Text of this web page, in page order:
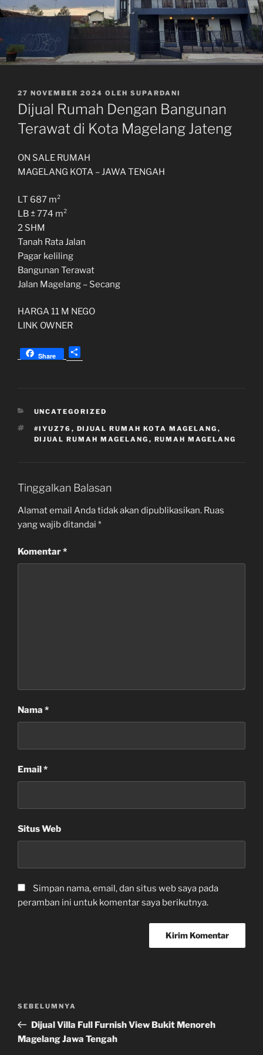
DIPOSKAN
PADA
27 NOVEMBER 2024 OLEH SUPARDANI
Dijual Rumah Dengan Bangunan
Terawat di Kota Magelang Jateng
ON SALE RUMAH
MAGELANG KOTA – JAWA TENGAH
LT 687 m²
LB ± 774 m²
2 SHM
Tanah Rata Jalan
Pagar keliling
Bangunan Terawat
Jalan Magelang – Secang
HARGA 11 M NEGO
LINK OWNER
Share
h
KATEGORI
UNCATEGORIZED
TAG
#IYUZ76 , DIJUAL RUMAH KOTA MAGELANG ,
DIJUAL RUMAH MAGELANG , RUMAH MAGELANG
Tinggalkan Balasan
Alamat email Anda tidak akan dipublikasikan. Ruas
yang wajib ditandai *
Komentar*
Nama *
Email*
Situs Web
Simpan nama, email, dan situs web saya pada
peramban ini untuk komentar saya berikutnya.
Pos
Sebelumnya
SEBELUMNYA
Dijual Villa Full Furnish View Bukit Menoreh
Magelang Jawa Tengah